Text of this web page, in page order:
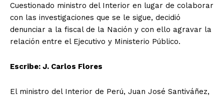
Cuestionado ministro del Interior en lugar de colaborar
con las investigaciones que se le sigue, decidió
denunciar a la fiscal de la Nación y con ello agravar la
relación entre el Ejecutivo y Ministerio Público.
Escribe: J. Carlos Flores
El ministro del Interior de Perú, Juan José Santiváñez,